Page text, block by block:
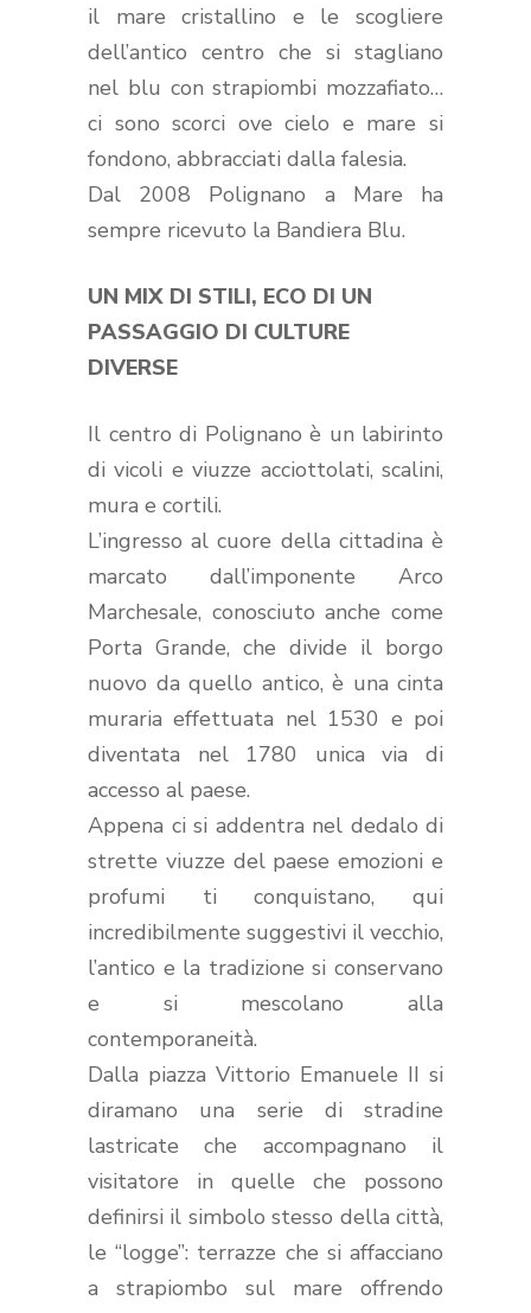
il mare cristallino e le scogliere
dell’antico centro che si stagliano
nel blu con strapiombi mozzafiato…
ci sono scorci ove cielo e mare si
fondono, abbracciati dalla falesia.
Dal 2008 Polignano a Mare ha
sempre ricevuto la Bandiera Blu.
UN MIX DI STILI, ECO DI UN
PASSAGGIO DI CULTURE
DIVERSE
Il centro di Polignano è un labirinto
di vicoli e viuzze acciottolati, scalini,
mura e cortili.
L’ingresso al cuore della cittadina è
marcato dall’imponente Arco
Marchesale, conosciuto anche come
Porta Grande, che divide il borgo
nuovo da quello antico, è una cinta
muraria effettuata nel 1530 e poi
diventata nel 1780 unica via di
accesso al paese.
Appena ci si addentra nel dedalo di
strette viuzze del paese emozioni e
profumi ti conquistano, qui
incredibilmente suggestivi il vecchio,
l’antico e la tradizione si conservano
e si mescolano alla
contemporaneità.
Dalla piazza Vittorio Emanuele II si
diramano una serie di stradine
lastricate che accompagnano il
visitatore in quelle che possono
definirsi il simbolo stesso della città,
le “logge”: terrazze che si affacciano
a strapiombo sul mare offrendo